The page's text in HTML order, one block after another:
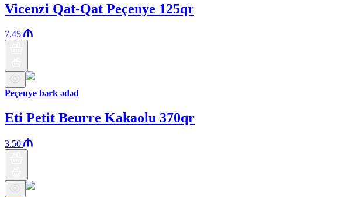
Vicenzi Qat-Qat Peçenye 125qr
7.45
Peçenye bərk ədəd
Eti Petit Beurre Kakaolu 370qr
3.50